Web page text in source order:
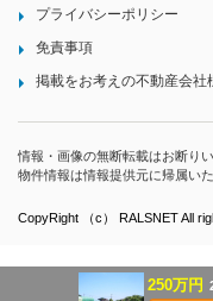
プライバシーポリシー
免責事項
掲載をお考えの不動産会社
情報・画像の無断転載はお断りい
物件情報は情報提供元に帰属いた
CopyRight （c） RALSNET All
250万円